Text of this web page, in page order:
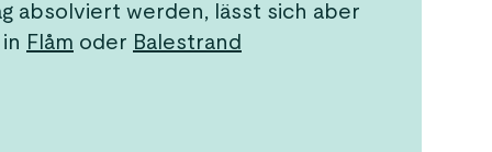
absolviert werden, lässt sich aber
Flåm oder Balestrand